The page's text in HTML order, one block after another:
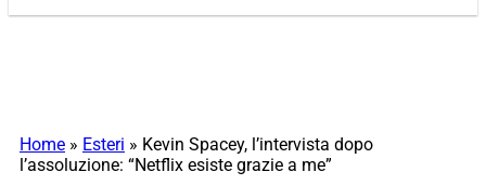
Home » Esteri » Kevin Spacey, l’intervista dopo
l’assoluzione: “Netflix esiste grazie a me”